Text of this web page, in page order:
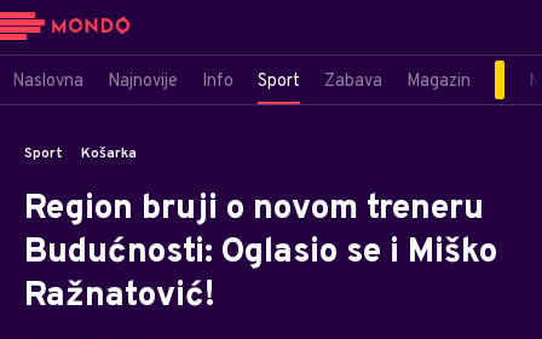
Naslovna Najnovije Info Sport Zabava Magazin
Sport Košarka
Region bruji o novom treneru
Budućnosti: Oglasio se i Miško
Ražnatović!